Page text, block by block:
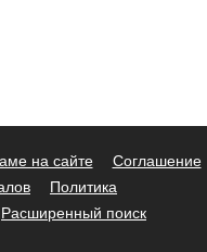
на сайте
Соглашение
Политика
Расширенный поиск